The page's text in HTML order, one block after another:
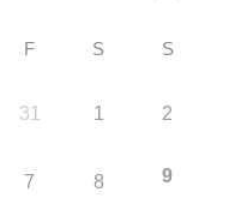
F S S
31 1 2
7 8 9